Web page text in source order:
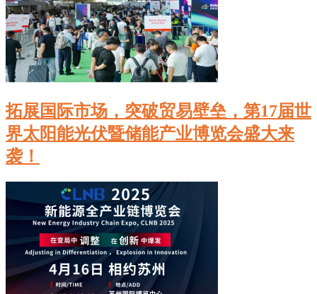
拓展国际市场，突破贸易壁垒，第17届世
界太阳能光伏暨储能产业博览会盛大来
袭！